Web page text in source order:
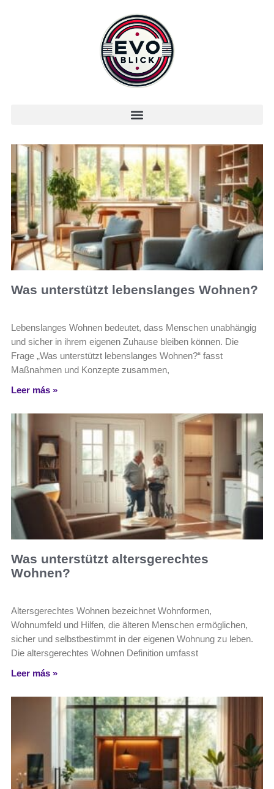
Was unterstützt lebenslanges Wohnen?
Lebenslanges Wohnen bedeutet, dass Menschen unabhängig
und sicher in ihrem eigenen Zuhause bleiben können. Die
Frage „Was unterstützt lebenslanges Wohnen?“ fasst
Maßnahmen und Konzepte zusammen,
Leer más »
Was unterstützt altersgerechtes
Wohnen?
Altersgerechtes Wohnen bezeichnet Wohnformen,
Wohnumfeld und Hilfen, die älteren Menschen ermöglichen,
sicher und selbstbestimmt in der eigenen Wohnung zu leben.
Die altersgerechtes Wohnen Definition umfasst
Leer más »